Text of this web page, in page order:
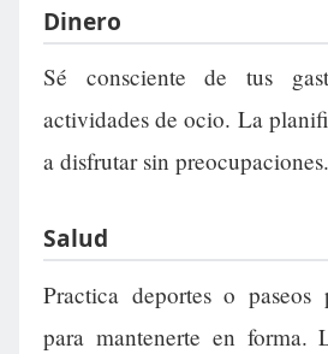
Dinero
Sé consciente de tus
actividades de ocio. La
a disfrutar sin preocupaciones.
Salud
Practica deportes o
para mantenerte en